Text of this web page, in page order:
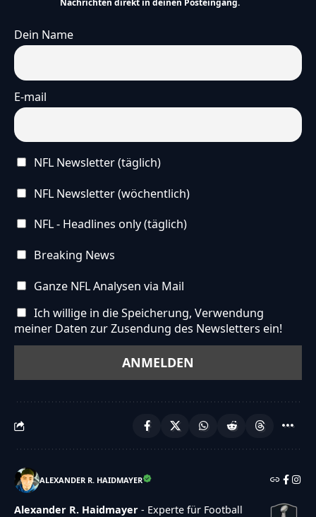
Nachrichten direkt in deinen Posteingang.
Dein Name
E-mail
NFL Newsletter (täglich)
NFL Newsletter (wöchentlich)
NFL - Headlines only (täglich)
Breaking News
Ganze NFL Analysen via Mail
Ich willige in die Speicherung, Verwendung
meiner Daten zur Zusendung des Newsletters ein!
ALEXANDER R. HAIDMAYER
Alexander R. Haidmayer - Experte für Football